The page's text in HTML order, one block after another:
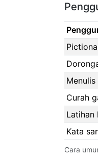
Curah
Latihan
Kata
Cara